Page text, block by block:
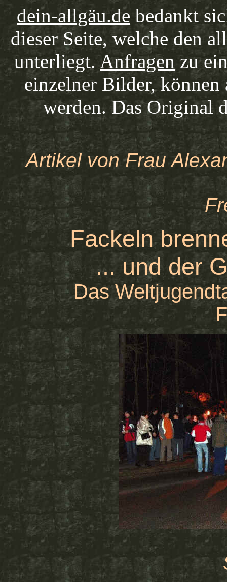
dein-allgäu.de bedankt
dieser Seite, welche den
unterliegt.Anfragen zu
einzelner Bilder,
werden. Das Original
Artikel von Frau
Fackeln
... und der
Das